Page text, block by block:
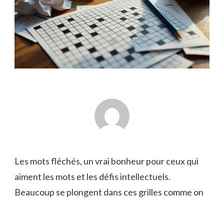
Les mots fléchés, un vrai bonheur pour ceux qui
aiment les mots et les défis intellectuels.
Beaucoup se plongent dans ces grilles comme on